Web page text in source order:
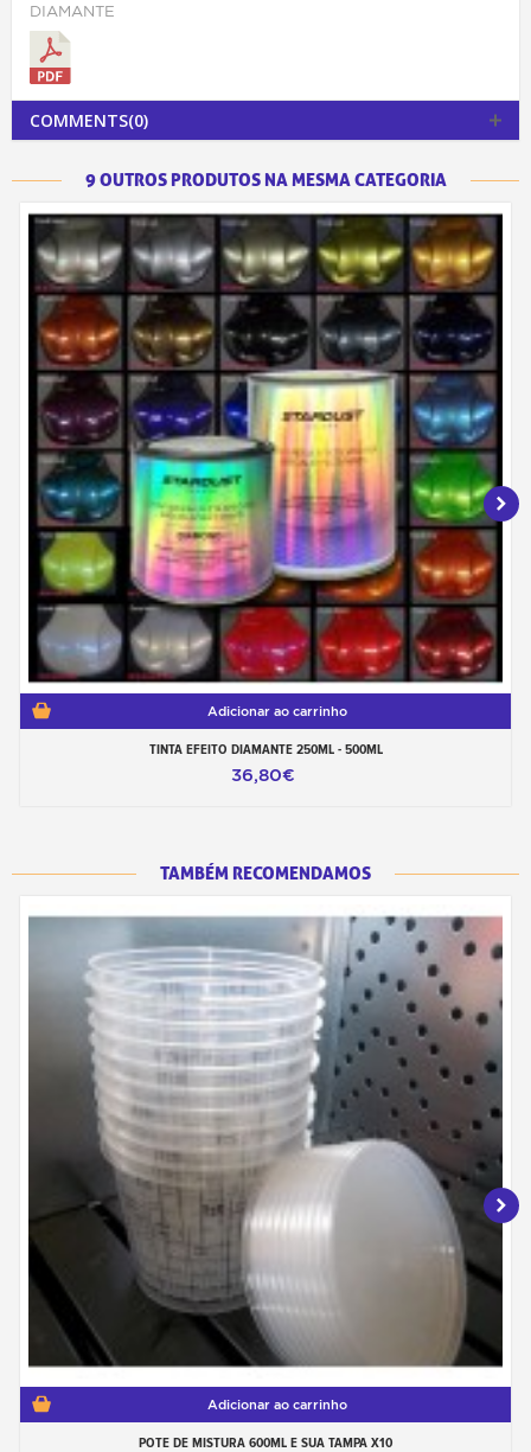
DIAMANTE
COMMENTS(0)
9 OUTROS PRODUTOS NA MESMA CATEGORIA
Adicionar ao carrinho
TINTA EFEITO DIAMANTE 250ML - 500ML
36,80€
TAMBÉM RECOMENDAMOS
Adicionar ao carrinho
POTE DE MISTURA 600ML E SUA TAMPA X10